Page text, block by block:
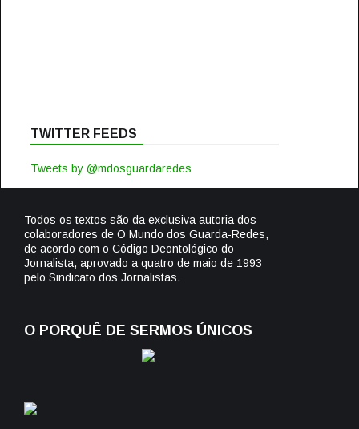
TWITTER FEEDS
Tweets by @mdosguardaredes
Todos os textos são da exclusiva autoria dos
colaboradores de O Mundo dos Guarda-Redes,
de acordo com o Código Deontológico do
Jornalista, aprovado a quatro de maio de 1993
pelo Sindicato dos Jornalistas.
O PORQUÊ DE SERMOS ÚNICOS